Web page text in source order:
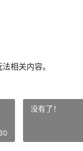
相关内容。
没有了！